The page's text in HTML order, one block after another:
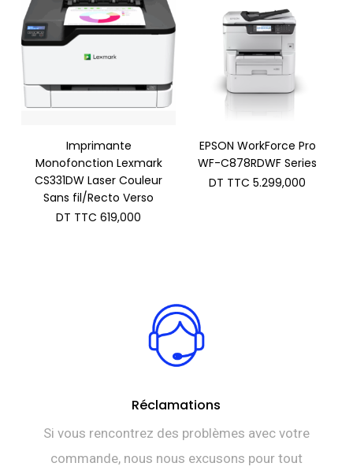
Imprimante
Monofonction Lexmark
CS331DW Laser Couleur
Sans fil/Recto Verso
DT TTC 619,000
EPSON WorkForce Pro
WF-C878RDWF Series
DT TTC 5.299,000
Réclamations
Si vous rencontrez des problèmes avec votre
commande, nous nous excusons pour tout